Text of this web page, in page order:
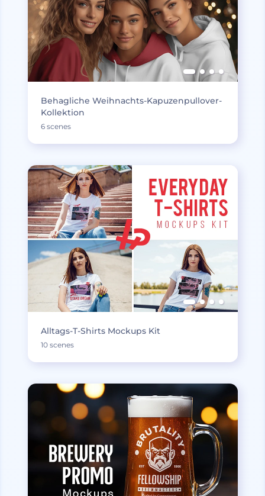
Behagliche Weihnachts-Kapuzenpullover-
Kollektion
6 scenes
Alltags-T-Shirts Mockups Kit
10 scenes